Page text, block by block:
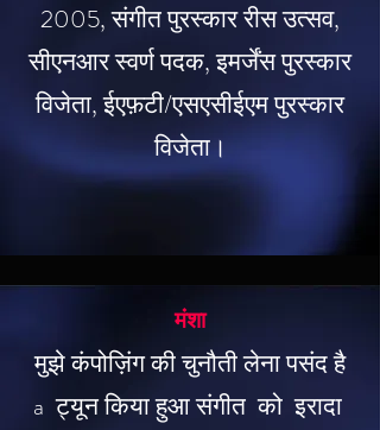
2005, संगीत पुरस्कार रीस उत्सव,
सीएनआर स्वर्ण पदक, इमर्जेंस पुरस्कार
विजेता, ईएफ़टी/एसएसीईएम पुरस्कार
विजेता।
मंशा
मुझे कंपोज़िंग की चुनौती लेना पसंद है
a ट्यून किया हुआ संगीत को इरादा